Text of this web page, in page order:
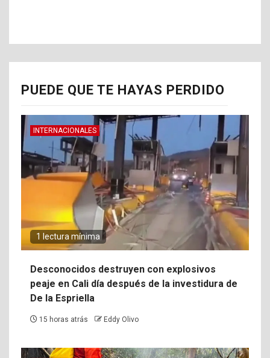
PUEDE QUE TE HAYAS PERDIDO
INTERNACIONALES
1 lectura mínima
Desconocidos destruyen con explosivos
peaje en Cali día después de la investidura de
De la Espriella
15 horas atrás Eddy Olivo